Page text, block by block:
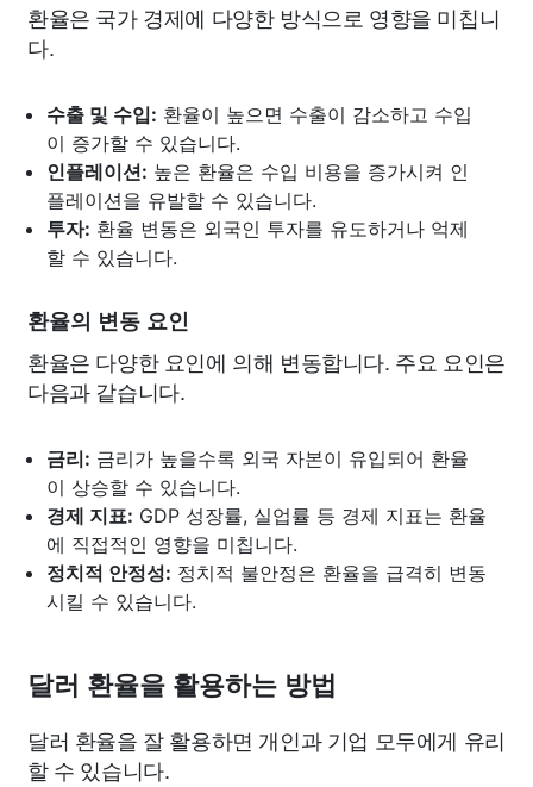
환율은 국가 경제에 다양한 방식으로 영향을 미칩니
다.
수출 및 수입: 환율이 높으면 수출이 감소하고 수입
이 증가할 수 있습니다.
인플레이션: 높은 환율은 수입 비용을 증가시켜 인
플레이션을 유발할 수 있습니다.
투자: 환율 변동은 외국인 투자를 유도하거나 억제
할 수 있습니다.
환율의 변동 요인
환율은 다양한 요인에 의해 변동합니다. 주요 요인은
다음과 같습니다.
금리: 금리가 높을수록 외국 자본이 유입되어 환율
이 상승할 수 있습니다.
경제 지표: GDP 성장률, 실업률 등 경제 지표는 환율
에 직접적인 영향을 미칩니다.
정치적 안정성: 정치적 불안정은 환율을 급격히 변동
시킬 수 있습니다.
달러 환율을 활용하는 방법
달러 환율을 잘 활용하면 개인과 기업 모두에게 유리
할 수 있습니다.